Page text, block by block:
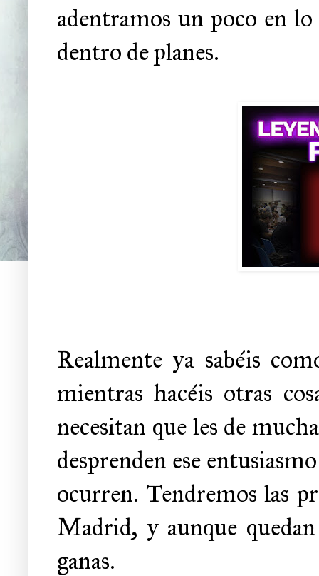
adentramos un poco en lo
dentro de planes.
Realmente ya sabéis
mientras hacéis otras
necesitan que les de
desprenden ese
ocurren. Tendremos las
Madrid, y aunque
ganas.